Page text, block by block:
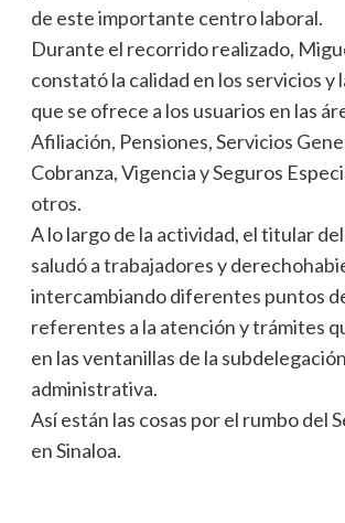
de este importante centro laboral.
Durante el recorrido realizado,
constató la calidad en los servicios y
que se ofrece a los usuarios en las
Afiliación, Pensiones, Servicios
Cobranza, Vigencia y Seguros
otros.
A lo largo de la actividad, el titular
saludó a trabajadores y
intercambiando diferentes puntos
referentes a la atención y trámites
en las ventanillas de la subdelegación
administrativa.
Así están las cosas por el rumbo del
en Sinaloa.